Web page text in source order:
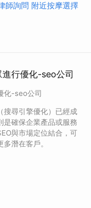
師詢問 附近按摩選擇
行優化-seo公司
化-seo公司
搜尋引擎優化）已經成
是確保企業產品或服務
與市場定位結合，可
潛在客戶。